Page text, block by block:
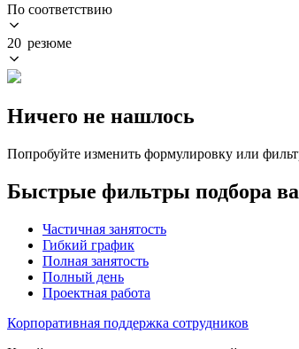
По соответствию
20 резюме
Ничего не нашлось
Попробуйте изменить формулировку или
Быстрые фильтры подбора
Частичная занятость
Гибкий график
Полная занятость
Полный день
Проектная работа
Корпоративная поддержка сотрудников